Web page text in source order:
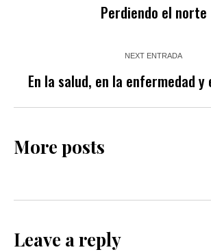
Perdiendo el norte
NEXT ENTRADA
En la salud, en la enfermedad y
More posts
Leave a reply